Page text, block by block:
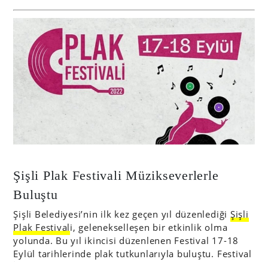
Şişli Plak Festivali Müzikseverlerle
Buluştu
Şişli Belediyesi’nin ilk kez geçen yıl düzenlediği Şişli
Plak Festivali, gelenekselleşen bir etkinlik olma
yolunda. Bu yıl ikincisi düzenlenen Festival 17-18
Eylül tarihlerinde plak tutkunlarıyla buluştu. Festival